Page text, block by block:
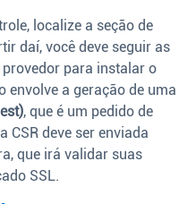
localize a seção de
daí, você deve seguir as
para instalar o
envolve a geração de uma
, que é um pedido de
CSR deve ser enviada
que irá validar suas
SSL.